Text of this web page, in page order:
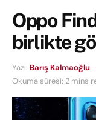
Oppo
birlikte
Yazı: Barış Kalmaoğlu
Okuma süresi: 2 mins